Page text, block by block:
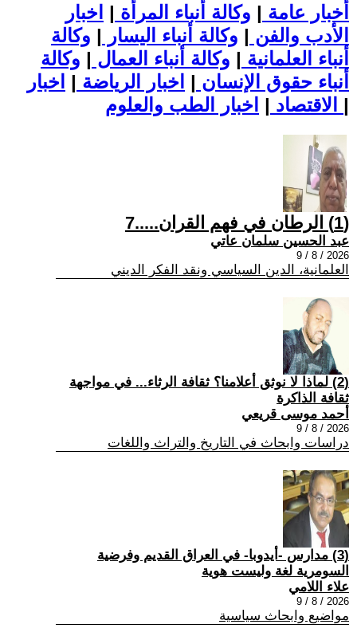
أخبار عامة | وكالة أنباء المرأة | اخبار
الأدب والفن | وكالة أنباء اليسار | وكالة
أنباء العلمانية | وكالة أنباء العمال | وكالة
أنباء حقوق الإنسان | اخبار الرياضة | اخبار
الاقتصاد | |
(1) الرطان في فهم القران.....7
عبد الحسين سلمان عاتي
2026 / 8 / 9
العلمانية، الدين السياسي ونقد الفكر الديني
(2) لماذا لا نوثق أعلامنا؟ ثقافة الرثاء... في مواجهة
ثقافة الذاكرة
أحمد موسى قريعي
2026 / 8 / 9
دراسات وابحاث في التاريخ والتراث واللغات
(3) مدارس -أيدوبا- في العراق القديم وفرضية
السومرية لغة وليست هوية
علاء اللامي
2026 / 8 / 9
مواضيع وابحاث سياسية